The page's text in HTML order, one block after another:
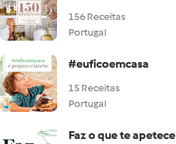
156 Receitas
Portugal
#euficoemcasa
15 Receitas
Portugal
Faz o que te apetece